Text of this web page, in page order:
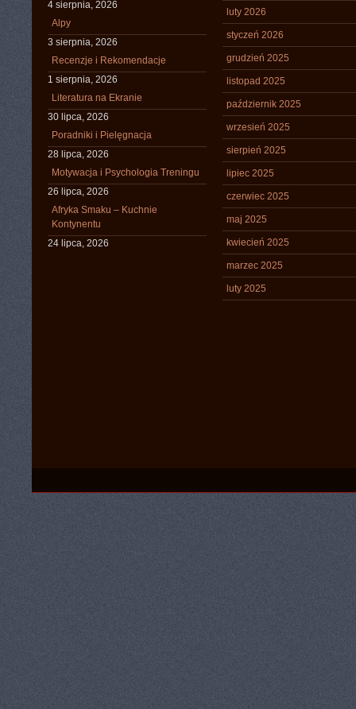
4 sierpnia, 2026
Alpy
3 sierpnia, 2026
Recenzje i Rekomendacje
1 sierpnia, 2026
Literatura na Ekranie
30 lipca, 2026
Poradniki i Pielęgnacja
28 lipca, 2026
Motywacja i Psychologia Treningu
26 lipca, 2026
Afryka Smaku – Kuchnie
Kontynentu
24 lipca, 2026
luty 2026
styczeń 2026
grudzień 2025
listopad 2025
październik 2025
wrzesień 2025
sierpień 2025
lipiec 2025
czerwiec 2025
maj 2025
kwiecień 2025
marzec 2025
luty 2025